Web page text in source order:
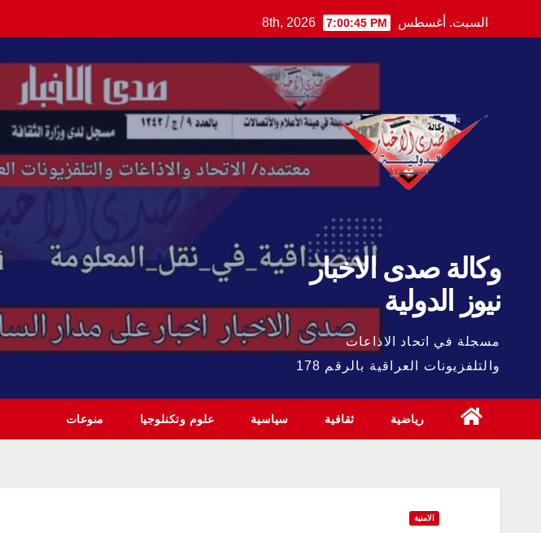
to
السبت. أغسطس 8th, 2026 7:00:47 PM
وكالة صدى الاخبار
نيوز الدولية
مسجلة في اتحاد الاذاعات
والتلفزيونات العراقية بالرقم 178
رياضية ثقافية سياسية علوم وتكنلوجيا منوعات
الامنية